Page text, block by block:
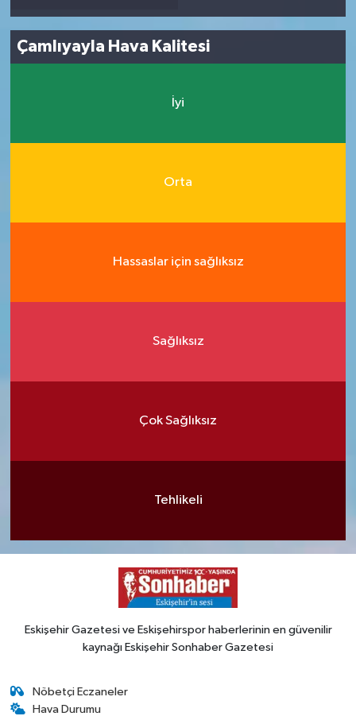
Çamlıyayla Hava Kalitesi
İyi
Orta
Hassaslar için sağlıksız
Sağlıksız
Çok Sağlıksız
Tehlikeli
Eskişehir Gazetesi ve Eskişehirspor haberlerinin en güvenilir
kaynağı Eskişehir Sonhaber Gazetesi
Nöbetçi Eczaneler
Hava Durumu